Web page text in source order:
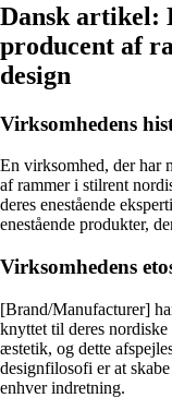
Dansk artikel:
producent af
design
Virksomhedens
En virksomhed, der har
af rammer i stilrent
deres enestående
enestående produkter,
Virksomhedens
[Brand/Manufacturer]
knyttet til deres
æstetik, og dette
designfilosofi er at
enhver indretning.